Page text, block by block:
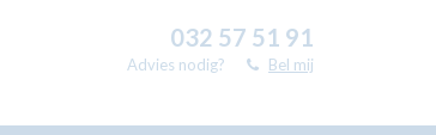
032 57 51 91
Advies nodig? Bel mij